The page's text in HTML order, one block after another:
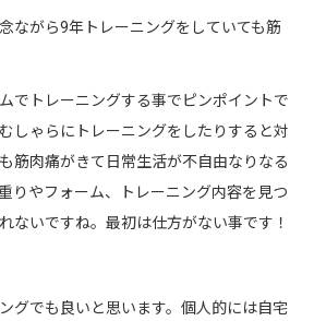
ながら9年トレーニングをしていても筋
でトレーニングする事でピンポイントで
しゃらにトレーニングをしたりすると対
筋肉痛がきて日常生活が不自由なりなる
りやフォーム、トレーニング内容を見つ
ないですね。最初は仕方がない事です！
グでも良いと思います。個人的には自宅